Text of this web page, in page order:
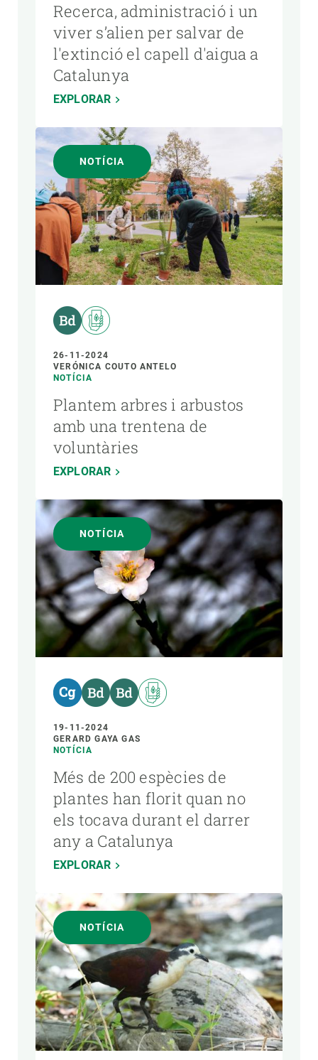
Recerca, administració i un
viver s’alien per salvar de
l'extinció el capell d'aigua a
Catalunya
EXPLORAR
NOTÍCIA
26-11-2024
VERÓNICA COUTO ANTELO
NOTÍCIA
Plantem arbres i arbustos
amb una trentena de
voluntàries
EXPLORAR
NOTÍCIA
19-11-2024
GERARD GAYA GAS
NOTÍCIA
Més de 200 espècies de
plantes han florit quan no
els tocava durant el darrer
any a Catalunya
EXPLORAR
NOTÍCIA